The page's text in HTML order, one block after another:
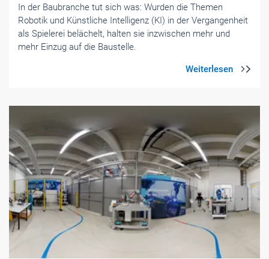
In der Baubranche tut sich was: Wurden die Themen
Robotik und Künstliche Intelligenz (KI) in der Vergangenheit
als Spielerei belächelt, halten sie inzwischen mehr und
mehr Einzug auf die Baustelle.